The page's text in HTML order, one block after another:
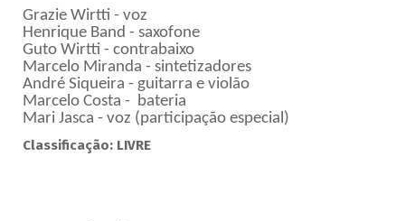
Grazie Wirtti - voz
Henrique Band - saxofone
Guto Wirtti - contrabaixo
Marcelo Miranda - sintetizadores
André Siqueira - guitarra e violão
Marcelo Costa - bateria
Mari Jasca - voz (participação especial)
Classificação: LIVRE